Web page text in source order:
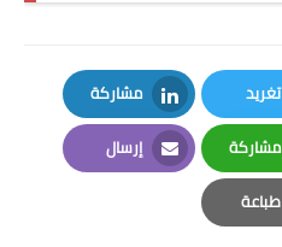
تغريد
Twitter
مشاركة
LinkedIn
مشاركة
Whatsapp
إرسال
Email
طباعة
Print